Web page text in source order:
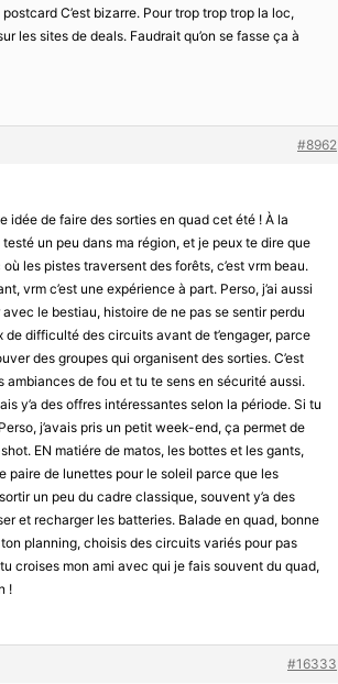
C’est bizarre. Pour trop trop trop la loc,
les sites de deals. Faudrait qu’on se fasse ça à
#8962
idée de faire des sorties en quad cet été ! À la
un peu dans ma région, et je peux te dire que
les pistes traversent des forêts, c’est vrm beau.
vrm c’est une expérience à part. Perso, j’ai aussi
le bestiau, histoire de ne pas se sentir perdu
difficulté des circuits avant de t’engager, parce
des groupes qui organisent des sorties. C’est
ambiances de fou et tu te sens en sécurité aussi.
y’a des offres intéressantes selon la période. Si tu
j’avais pris un petit week-end, ça permet de
EN matiére de matos, les bottes et les gants,
paire de lunettes pour le soleil parce que les
un peu du cadre classique, souvent y’a des
et recharger les batteries. Balade en quad, bonne
planning, choisis des circuits variés pour pas
croises mon ami avec qui je fais souvent du quad,
!
#16333